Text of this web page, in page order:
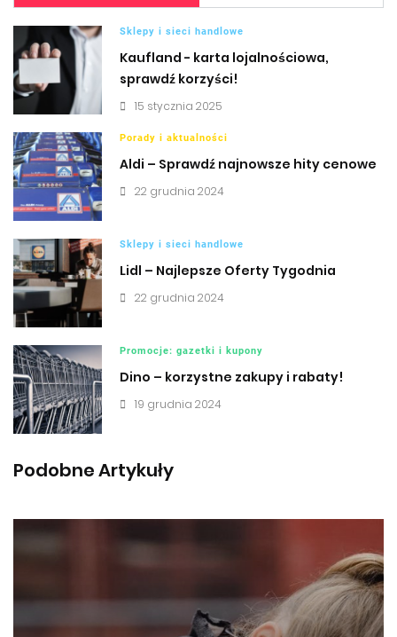
Sklepy i sieci handlowe
Kaufland - karta lojalnościowa,
sprawdź korzyści!
15 stycznia 2025
Porady i aktualności
Aldi – Sprawdź najnowsze hity cenowe
22 grudnia 2024
Sklepy i sieci handlowe
Lidl – Najlepsze Oferty Tygodnia
22 grudnia 2024
Promocje: gazetki i kupony
Dino – korzystne zakupy i rabaty!
19 grudnia 2024
Podobne Artykuły